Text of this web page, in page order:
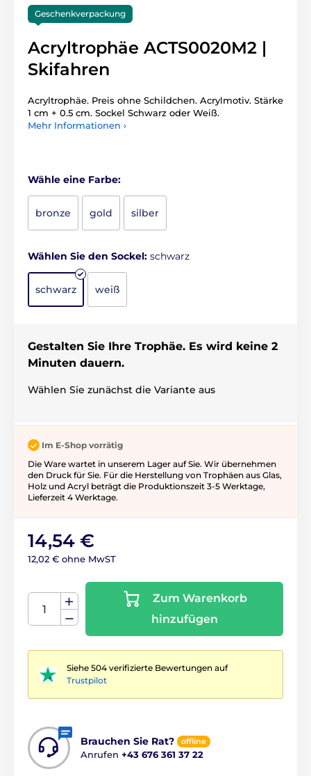
Geschenkverpackung
Acryltrophäe ACTS0020M2 |
Skifahren
Acryltrophäe. Preis ohne Schildchen. Acrylmotiv. Stärke
1 cm + 0.5 cm. Sockel Schwarz oder Weiß.
Mehr Informationen ›
Wähle eine Farbe:
bronze gold silber
Wählen Sie den Sockel: schwarz
schwarz weiß
Gestalten Sie Ihre Trophäe. Es wird keine 2
Minuten dauern.
Wählen Sie zunächst die Variante aus
Im E-Shop vorrätig
Die Ware wartet in unserem Lager auf Sie. Wir übernehmen
den Druck für Sie. Für die Herstellung von Trophäen aus Glas,
Holz und Acryl beträgt die Produktionszeit 3-5 ​​Werktage,
Lieferzeit 4 Werktage.
14,54 €
12,02 € ohne MwST
Zum Warenkorb
hinzufügen
Siehe 504 verifizierte Bewertungen auf
Trustpilot
Brauchen Sie Rat? offline
Anrufen +43 676 361 37 22